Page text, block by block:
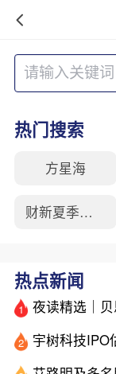
热门搜索
方星海
财新夏季峰会
热点新闻
1
2 宇树科技IPO